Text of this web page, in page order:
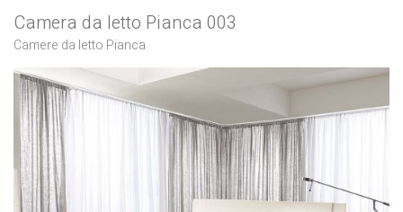
Camera da letto Pianca 003
Camere da letto Pianca